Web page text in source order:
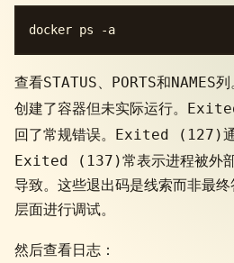
查看STATUS、 PORTS和 NAMES列
创建了容器但未实际运行。
回了常规错误。
Exited (127)
Exited (137)常表示进程被外
导致。这些退出码是线索而非最
层面进行调试。
然后查看日志：